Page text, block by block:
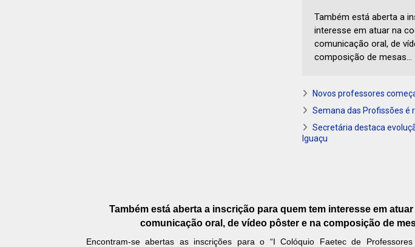
Também está aberta a
interesse em atuar na
comunicação oral, de
composição de mesas...
Novos professores
Semana das Profissões é
Secretária destaca
Iguaçu
Também está aberta a inscrição para quem tem interesse em
comunicação oral, de vídeo pôster e na composição de
Encontram-se abertas as inscrições para o “I Colóquio Faetec de